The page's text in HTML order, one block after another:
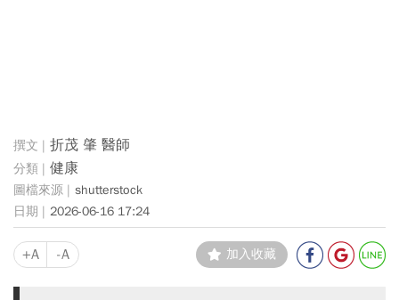
折茂 肇 醫師
健康
shutterstock
2026-06-16 17:24
+A -A 加入收藏